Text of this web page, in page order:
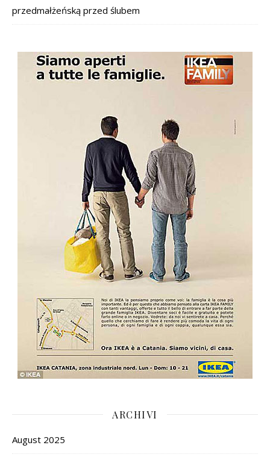
przedmałżeńską przed ślubem
ARCHIVI
August 2025